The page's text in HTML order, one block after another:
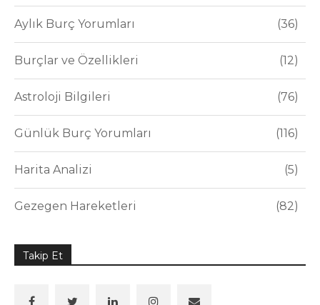
Aylık Burç Yorumları 36
Burçlar ve Özellikleri 12
Astroloji Bilgileri 76
Günlük Burç Yorumları 116
Harita Analizi 5
Gezegen Hareketleri 82
Takip Et